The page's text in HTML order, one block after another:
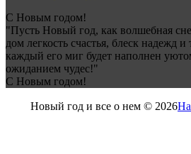
С Новым годом!
"Пусть Новый год, как волшебная
дом легкость счастья, блеск надежд
каждый его миг будет наполнен
ожиданием чудес!"
С Новым годом!
Новый год и все о нем © 2026